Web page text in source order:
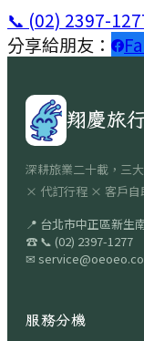
📞 (02) 2397-
分享給朋友：
翔慶旅
深耕旅業二十載，三
× 代訂行程 × 客戶自
📍 台北市中正區新生
☎ 📞 (02) 2397-1277
✉
服務分機